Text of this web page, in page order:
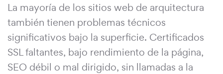
La mayoría de los sitios web de arquitectura
también tienen problemas técnicos
significativos bajo la superficie. Certificados
SSL faltantes, bajo rendimiento de la página,
SEO débil o mal dirigido, sin llamadas a la